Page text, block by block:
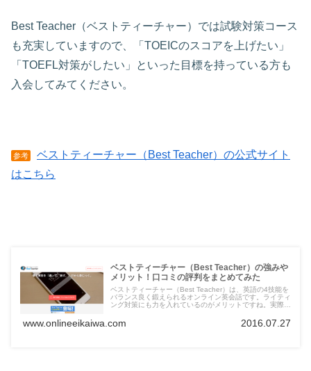
Best Teacher（ベストティーチャー）では試験対策コース
も充実していますので、「TOEICのスコアを上げたい」
「TOEFL対策がしたい」といった目標を持っている方も
入会してみてください。
参考
ベストティーチャー（Best Teacher）の公式サイト
はこちら
ベストティーチャー（Best Teacher）の強みや
メリット！口コミの評判をまとめてみた
ベストティーチャー（Best Teacher）は、英語の4技能を
バランス良く鍛えられるオンライン英会話です。ライティ
ング対策にも力を入れているのがメリットですね。実際に
www.onlineeikaiwa.com 2016.07.27